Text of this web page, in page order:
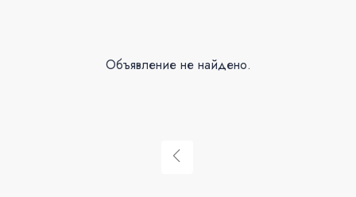
Объявление не найдено.